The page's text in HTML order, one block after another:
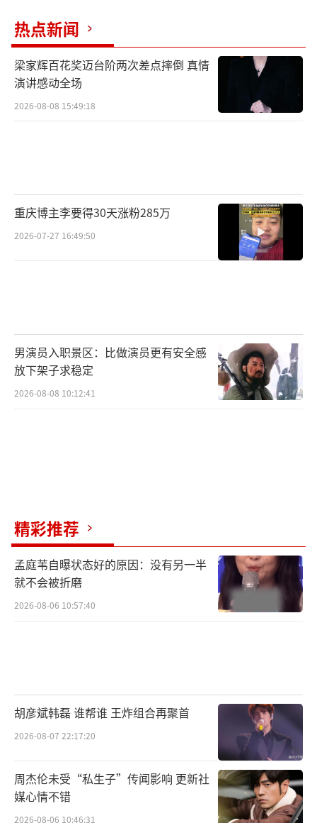
热点新闻
梁家辉百花奖迈台阶两次差点摔倒 真情
演讲感动全场
2026-08-08 15:49:18
重庆博主李要得30天涨粉285万
2026-07-27 16:49:50
男演员入职景区：比做演员更有安全感
放下架子求稳定
2026-08-08 10:12:41
精彩推荐
孟庭苇自曝状态好的原因：没有另一半
就不会被折磨
2026-08-06 10:57:40
胡彦斌韩磊 谁帮谁 王炸组合再聚首
2026-08-07 22:17:20
周杰伦未受“私生子”传闻影响 更新社
媒心情不错
2026-08-06 10:46:31